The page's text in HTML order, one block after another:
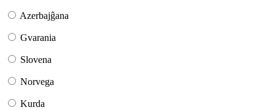
Azerbajĝana
Gvarania
Slovena
Norvega
Kurda